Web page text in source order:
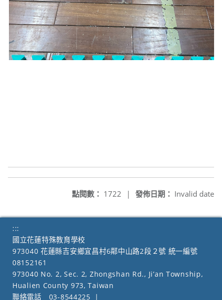
發佈日期： Invalid date
點閱數： 1722 |
:::
國立花蓮特殊教育學校
973040 花蓮縣吉安鄉宜昌村6鄰中山路2段２號 統一編號
08152161
973040 No. 2, Sec. 2, Zhongshan Rd., Ji’an Township,
Hualien County 973, Taiwan
聯絡電話
03-8544225 |